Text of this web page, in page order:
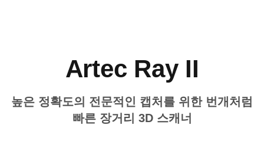
Artec Ray II
높은 정확도의 전문적인 캡처를 위한 번개처럼
빠른 장거리 3D 스캐너